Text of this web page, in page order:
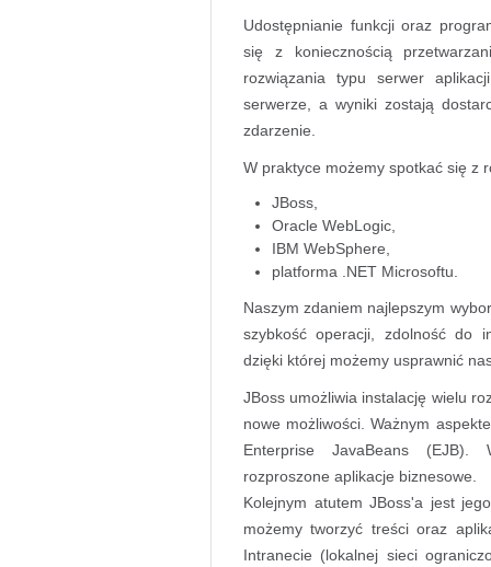
Udostępnianie funkcji oraz
się z koniecznością
rozwiązania typu serwer
serwerze, a wyniki zostają
zdarzenie.
W praktyce możemy spotkać się z
JBoss,
Oracle WebLogic,
IBM WebSphere,
platforma .NET Microsoftu.
Naszym zdaniem najlepszym
szybkość operacji, zdolność do
dzięki której możemy usprawnić
JBoss umożliwia instalację wielu
nowe możliwości. Ważnym
Enterprise JavaBeans (EJB).
rozproszone aplikacje biznesowe.
Kolejnym atutem JBoss'a jest
możemy tworzyć treści oraz
Intranecie (lokalnej sieci